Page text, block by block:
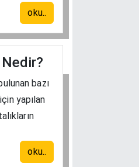
oku..
bazı
yapılan
oku..